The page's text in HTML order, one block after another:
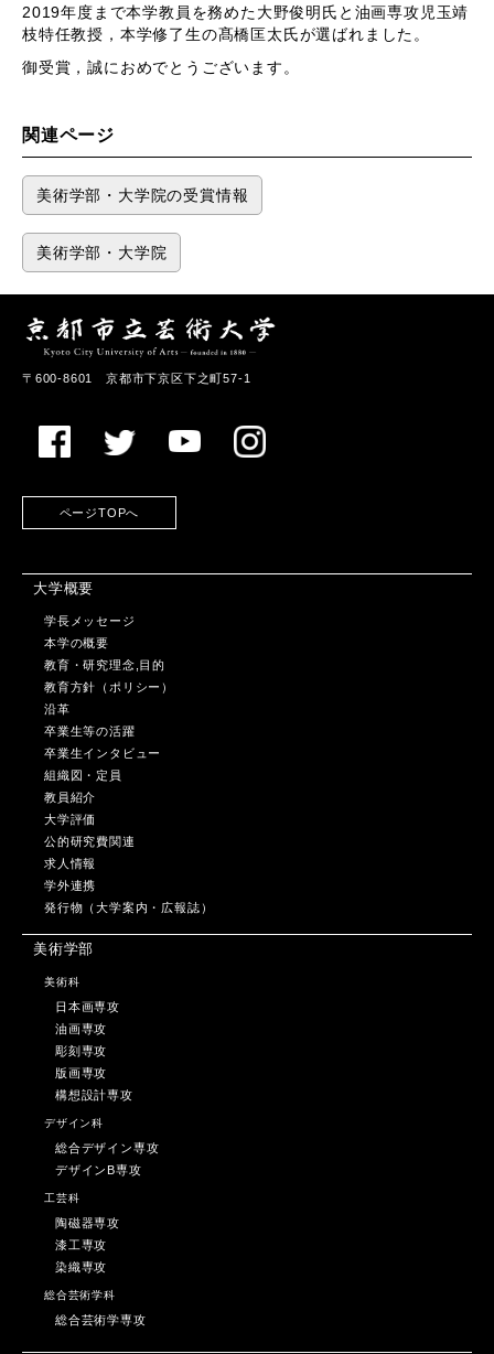
2019年度まで本学教員を務めた大野俊明氏と油画専攻児玉靖
枝特任教授，本学修了生の髙橋匡太氏が選ばれました。
御受賞，誠におめでとうございます。
関連ページ
美術学部・大学院の受賞情報
美術学部・大学院
〒600-8601 京都市下京区下之町57-1
ページTOPへ
大学概要
学長メッセージ
本学の概要
教育・研究理念,目的
教育方針（ポリシー）
沿革
卒業生等の活躍
卒業生インタビュー
組織図・定員
教員紹介
大学評価
公的研究費関連
求人情報
学外連携
発行物（大学案内・広報誌）
美術学部
美術科
日本画専攻
油画専攻
彫刻専攻
版画専攻
構想設計専攻
デザイン科
総合デザイン専攻
デザインB専攻
工芸科
陶磁器専攻
漆工専攻
染織専攻
総合芸術学科
総合芸術学専攻